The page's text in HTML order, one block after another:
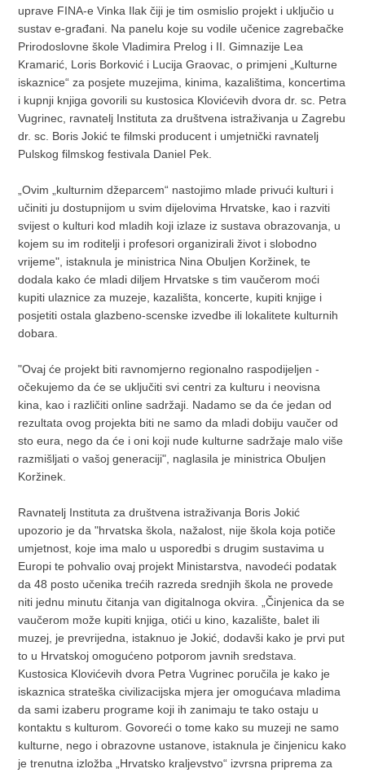
uprave FINA-e Vinka Ilak čiji je tim osmislio projekt i uključio u
sustav e-građani. Na panelu koje su vodile učenice zagrebačke
Prirodoslovne škole Vladimira Prelog i II. Gimnazije Lea
Kramarić, Loris Borković i Lucija Graovac, o primjeni „Kulturne
iskaznice“ za posjete muzejima, kinima, kazalištima, koncertima
i kupnji knjiga govorili su kustosica Klovićevih dvora dr. sc. Petra
Vugrinec, ravnatelj Instituta za društvena istraživanja u Zagrebu
dr. sc. Boris Jokić te filmski producent i umjetnički ravnatelj
Pulskog filmskog festivala Daniel Pek.
„Ovim „kulturnim džeparcem“ nastojimo mlade privući kulturi i
učiniti ju dostupnijom u svim dijelovima Hrvatske, kao i razviti
svijest o kulturi kod mladih koji izlaze iz sustava obrazovanja, u
kojem su im roditelji i profesori organizirali život i slobodno
vrijeme", istaknula je ministrica Nina Obuljen Koržinek, te
dodala kako će mladi diljem Hrvatske s tim vaučerom moći
kupiti ulaznice za muzeje, kazališta, koncerte, kupiti knjige i
posjetiti ostala glazbeno-scenske izvedbe ili lokalitete kulturnih
dobara.
"Ovaj će projekt biti ravnomjerno regionalno raspodijeljen -
očekujemo da će se uključiti svi centri za kulturu i neovisna
kina, kao i različiti online sadržaji. Nadamo se da će jedan od
rezultata ovog projekta biti ne samo da mladi dobiju vaučer od
sto eura, nego da će i oni koji nude kulturne sadržaje malo više
razmišljati o vašoj generaciji", naglasila je ministrica Obuljen
Koržinek.
Ravnatelj Instituta za društvena istraživanja Boris Jokić
upozorio je da "hrvatska škola, nažalost, nije škola koja potiče
umjetnost, koje ima malo u usporedbi s drugim sustavima u
Europi te pohvalio ovaj projekt Ministarstva, navodeći podatak
da 48 posto učenika trećih razreda srednjih škola ne provede
niti jednu minutu čitanja van digitalnoga okvira. „Činjenica da se
vaučerom može kupiti knjiga, otići u kino, kazalište, balet ili
muzej, je prevrijedna, istaknuo je Jokić, dodavši kako je prvi put
to u Hrvatskoj omogućeno potporom javnih sredstava.
Kustosica Klovićevih dvora Petra Vugrinec poručila je kako je
iskaznica strateška civilizacijska mjera jer omogućava mladima
da sami izaberu programe koji ih zanimaju te tako ostaju u
kontaktu s kulturom. Govoreći o tome kako su muzeji ne samo
kulturne, nego i obrazovne ustanove, istaknula je činjenicu kako
je trenutna izložba „Hrvatsko kraljevstvo“ izvrsna priprema za